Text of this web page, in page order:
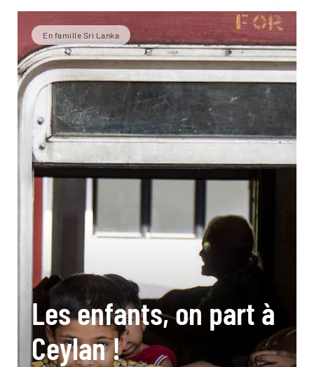
En famille Sri Lanka
Les enfants, on part à
Ceylan !